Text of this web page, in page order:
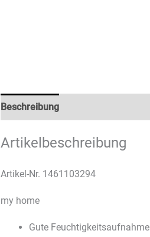
Beschreibung
Artikelbeschreibung
Artikel-Nr. 1461103294
my home
Gute Feuchtigkeitsaufnahme